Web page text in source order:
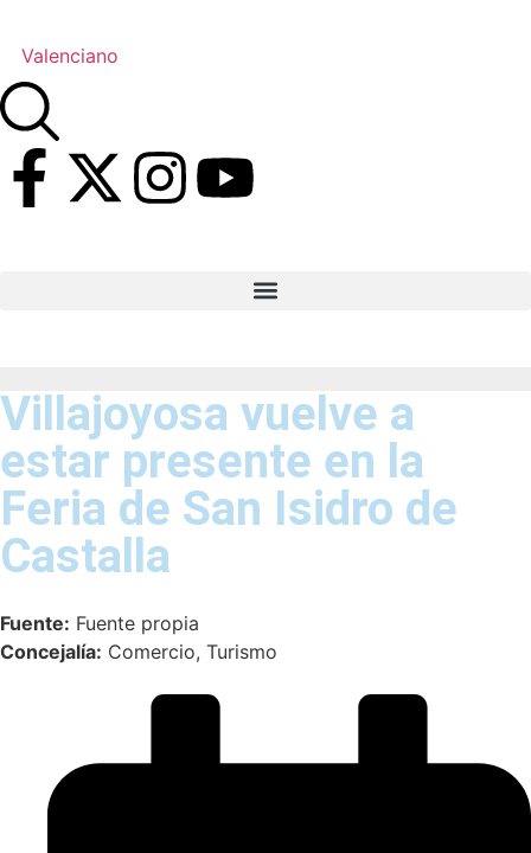
Valenciano
Villajoyosa vuelve a
estar presente en la
Feria de San Isidro de
Castalla
Fuente: Fuente propia
Concejalía: Comercio, Turismo